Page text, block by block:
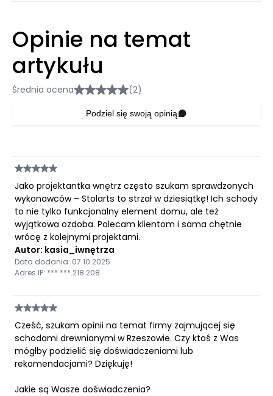
Opinie na temat
artykułu
Średnia ocena (2)
Podziel się swoją opinią
Jako projektantka wnętrz często szukam sprawdzonych
wykonawców – Stolarts to strzał w dziesiątkę! Ich schody
to nie tylko funkcjonalny element domu, ale też
wyjątkowa ozdoba. Polecam klientom i sama chętnie
wrócę z kolejnymi projektami.
Autor: kasia_iwnętrza
Data dodania: 07.10.2025
Adres IP: ***.***.218.208
Cześć, szukam opinii na temat firmy zajmującej się
schodami drewnianymi w Rzeszowie. Czy ktoś z Was
mógłby podzielić się doświadczeniami lub
rekomendacjami? Dziękuję!
Jakie są Wasze doświadczenia?